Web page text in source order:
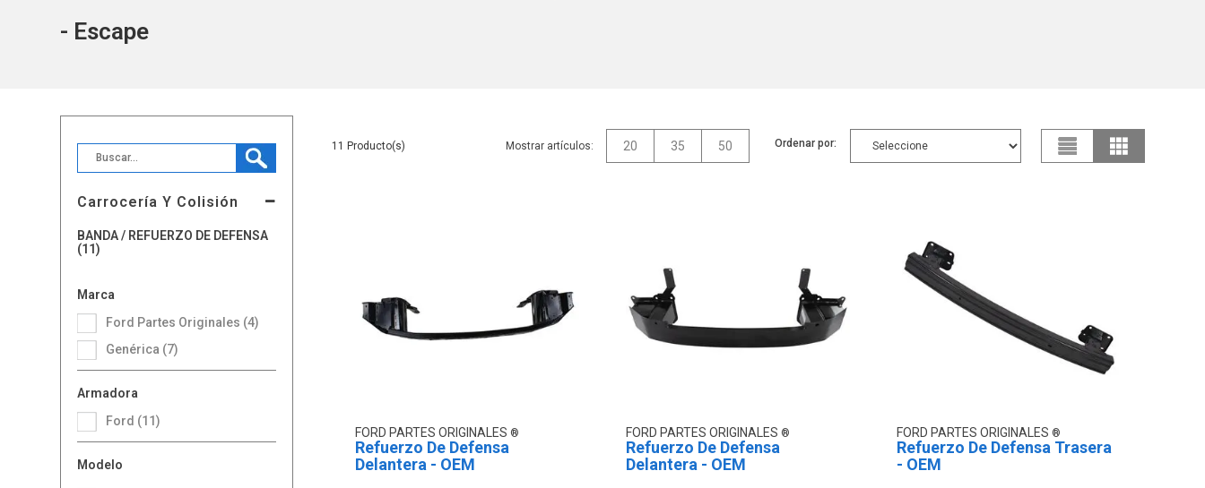
- Escape
Carrocería Y Colisión
BANDA / REFUERZO DE DEFENSA
(11)
Marca
Ford Partes Originales (4)
Genérica (7)
Armadora
Ford (11)
Modelo
11 Mostrar artículos: 20 35 50 Ordenar por:
FORD PARTES ORIGINALES
Refuerzo De Defensa
Delantera - OEM
FORD PARTES ORIGINALES
Refuerzo De Defensa
Delantera - OEM
FORD PARTES ORIGINALES
Refuerzo De Defensa Trasera
- OEM